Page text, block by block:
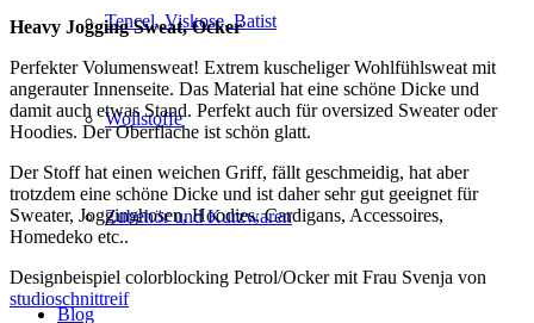
Tencel, Viskose, Batist
Wollstoffe
Zubehör und Kurzwaren
Blog
Heavy Jogging Sweat, Ocker
Perfekter Volumensweat! Extrem kuscheliger Wohlfühlsweat mit
angerauter Innenseite. Das Material hat eine schöne Dicke und
damit auch etwas Stand. Perfekt auch für oversized Sweater oder
Hoodies. Der Oberfläche ist schön glatt.
Der Stoff hat einen weichen Griff, fällt geschmeidig, hat aber
trotzdem eine schöne Dicke und ist daher sehr gut geeignet für
Sweater, Jogginghosen, Hoodies, Cardigans, Accessoires,
Homedeko etc..
Designbeispiel colorblocking Petrol/Ocker mit Frau Svenja von
studioschnittreif